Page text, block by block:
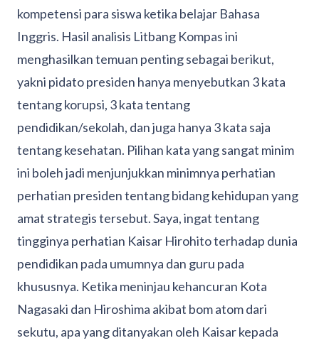
kompetensi para siswa ketika belajar Bahasa
Inggris. Hasil analisis Litbang Kompas ini
menghasilkan temuan penting sebagai berikut,
yakni pidato presiden hanya menyebutkan 3 kata
tentang korupsi, 3 kata tentang
pendidikan/sekolah, dan juga hanya 3 kata saja
tentang kesehatan. Pilihan kata yang sangat minim
ini boleh jadi menjunjukkan minimnya perhatian
perhatian presiden tentang bidang kehidupan yang
amat strategis tersebut. Saya, ingat tentang
tingginya perhatian Kaisar Hirohito terhadap dunia
pendidikan pada umumnya dan guru pada
khususnya. Ketika meninjau kehancuran Kota
Nagasaki dan Hiroshima akibat bom atom dari
sekutu, apa yang ditanyakan oleh Kaisar kepada